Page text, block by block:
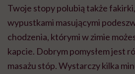
Twoje stopy polubią także
wypustkami masującymi
chodzenia, którymi w zimie
kapcie. Dobrym pomysłem jest
masażu stóp. Wystarczy kilka